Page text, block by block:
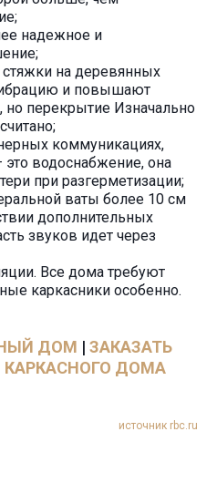
надежное и
на деревянных
и повышают
перекрытие Изначально
коммуникациях,
водоснабжение, она
при разгерметизации;
ваты более 10 см
дополнительных
звуков идет через
Все дома требуют
каркасники особенно.
ДОМ | ЗАКАЗАТЬ
КАРКАСНОГО ДОМА
источник rbc.ru